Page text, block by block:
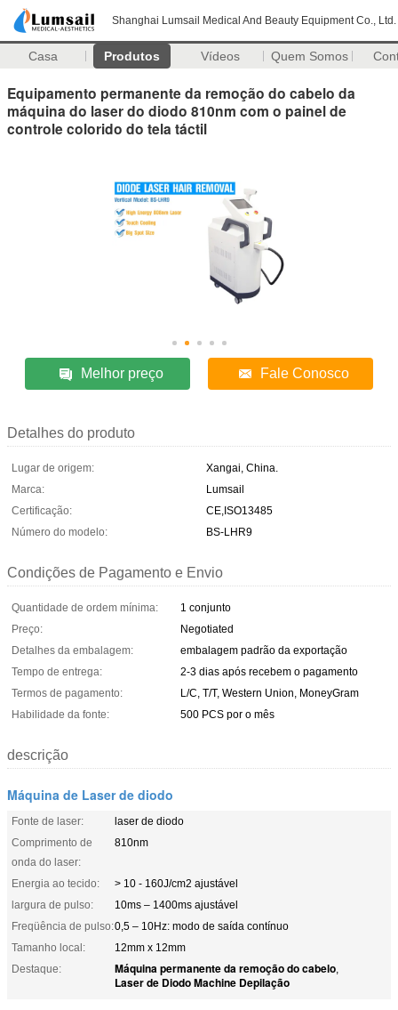
Shanghai Lumsail Medical And Beauty Equipment Co., Ltd.
Casa Produtos Vídeos Quem Somos
Equipamento permanente da remoção do cabelo da
máquina do laser do diodo 810nm com o painel de
controle colorido do tela táctil
Melhor preço Fale Conosco
Detalhes do produto
Lugar de origem:
Xangai, China.
Marca:
Lumsail
Certificação:
CE,ISO13485
Número do modelo:
BS-LHR9
Condições de Pagamento e Envio
Quantidade de ordem mínima:
1 conjunto
Preço:
Negotiated
Detalhes da embalagem:
embalagem padrão da exportação
Tempo de entrega:
2-3 dias após recebem o pagamento
Termos de pagamento:
L/C, T/T, Western Union, MoneyGram
Habilidade da fonte:
500 PCS por o mês
descrição
Máquina de Laser de diodo
Fonte de laser:
laser de diodo
Comprimento de
onda do laser:
810nm
Energia ao tecido:
> 10 - 160J/cm2 ajustável
largura de pulso:
10ms – 1400ms ajustável
Freqüência de pulso:0,5 – 10Hz: modo de saída contínuo
Tamanho local:
12mm x 12mm
Destaque:
Máquina permanente da remoção do cabelo,
Laser de Diodo Machine Depilação